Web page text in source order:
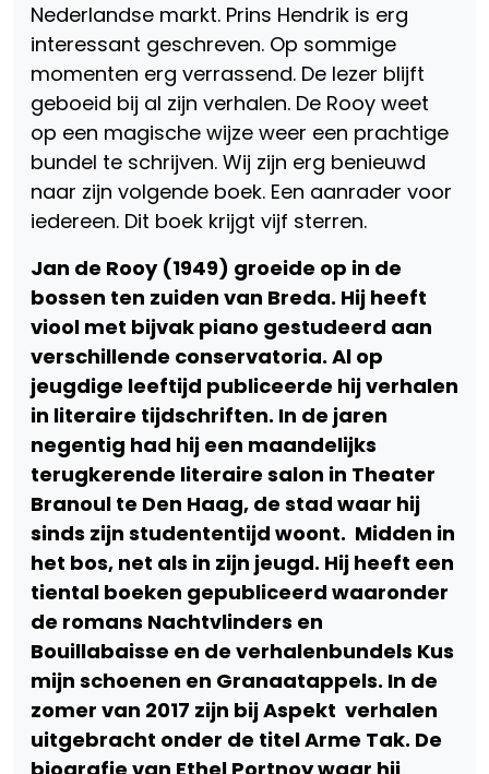
Nederlandse markt. Prins Hendrik is erg
interessant geschreven. Op sommige
momenten erg verrassend. De lezer blijft
geboeid bij al zijn verhalen. De Rooy weet
op een magische wijze weer een prachtige
bundel te schrijven. Wij zijn erg benieuwd
naar zijn volgende boek. Een aanrader voor
iedereen. Dit boek krijgt vijf sterren.
Jan de Rooy (1949) groeide op in de
bossen ten zuiden van Breda. Hij heeft
viool met bijvak piano gestudeerd aan
verschillende conservatoria. Al op
jeugdige leeftijd publiceerde hij verhalen
in literaire tijdschriften. In de jaren
negentig had hij een maandelijks
terugkerende literaire salon in Theater
Branoul te Den Haag, de stad waar hij
sinds zijn studententijd woont. Midden in
het bos, net als in zijn jeugd. Hij heeft een
tiental boeken gepubliceerd waaronder
de romans Nachtvlinders en
Bouillabaisse en de verhalenbundels Kus
mijn schoenen en Granaatappels. In de
zomer van 2017 zijn bij Aspekt verhalen
uitgebracht onder de titel Arme Tak. De